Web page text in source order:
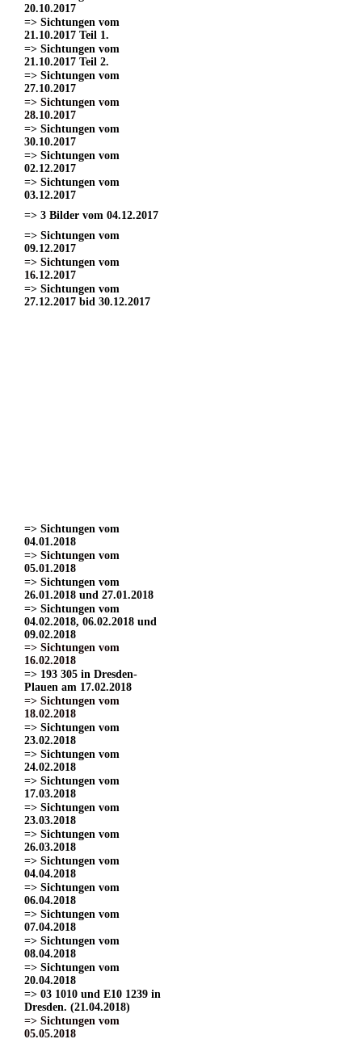
20.10.2017
=> Sichtungen vom
21.10.2017 Teil 1.
=> Sichtungen vom
21.10.2017 Teil 2.
=> Sichtungen vom
27.10.2017
=> Sichtungen vom
28.10.2017
=> Sichtungen vom
30.10.2017
=> Sichtungen vom
02.12.2017
=> Sichtungen vom
03.12.2017
=> 3 Bilder vom 04.12.2017
=> Sichtungen vom
09.12.2017
=> Sichtungen vom
16.12.2017
=> Sichtungen vom
27.12.2017 bid 30.12.2017
=> Sichtungen vom
04.01.2018
=> Sichtungen vom
05.01.2018
=> Sichtungen vom
26.01.2018 und 27.01.2018
=> Sichtungen vom
04.02.2018, 06.02.2018 und
09.02.2018
=> Sichtungen vom
16.02.2018
=> 193 305 in Dresden-
Plauen am 17.02.2018
=> Sichtungen vom
18.02.2018
=> Sichtungen vom
23.02.2018
=> Sichtungen vom
24.02.2018
=> Sichtungen vom
17.03.2018
=> Sichtungen vom
23.03.2018
=> Sichtungen vom
26.03.2018
=> Sichtungen vom
04.04.2018
=> Sichtungen vom
06.04.2018
=> Sichtungen vom
07.04.2018
=> Sichtungen vom
08.04.2018
=> Sichtungen vom
20.04.2018
=> 03 1010 und E10 1239 in
Dresden. (21.04.2018)
=> Sichtungen vom
05.05.2018